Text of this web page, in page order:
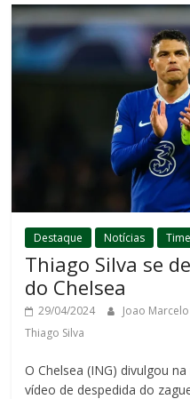
Destaque Notícias
Thiago Silva se
do Chelsea
29/04/2024 Joao
Thiago Silva
O Chelsea (ING) divulgou
vídeo de despedida do